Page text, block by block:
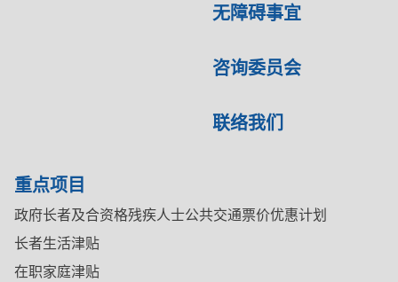
无障碍事宜
咨询委员会
联络我们
重点项目
政府长者及合资格残疾人士公共交通票价优惠计划
长者生活津贴
在职家庭津贴